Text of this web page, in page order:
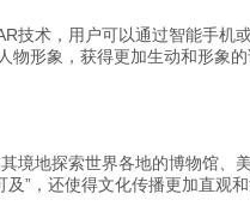
技术，用户可以通过智能手机
形象，获得更加生动和形象
境地探索世界各地的博物馆、
”，还使得文化传播更加直观